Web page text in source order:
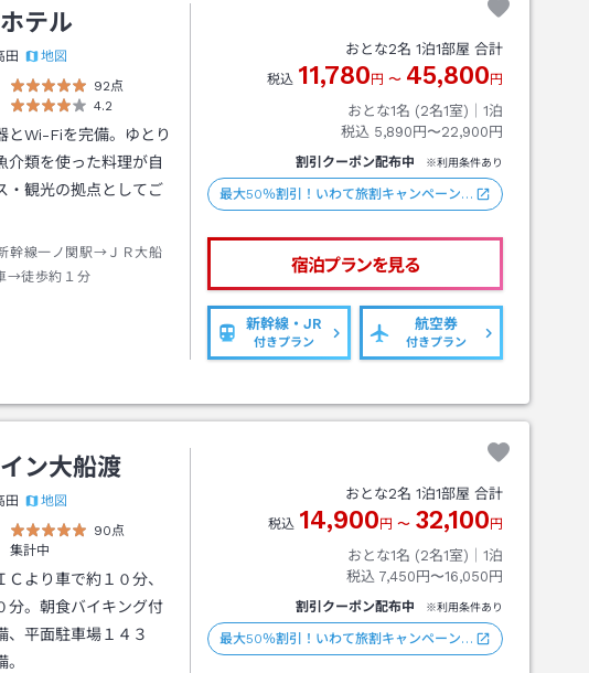
テル
田
地図
92点
4.2
とWi-Fiを完備。ゆとり
介類を使った料理が自
・観光の拠点としてご
幹線一ノ関駅→ＪＲ大船
→徒歩約１分
おとな2名 1泊1部屋 合計
税込 11,780 円 〜 45,800 円
おとな1名 (2名1室)｜ 1泊
税込 5,890円〜22,900円
割引クーポン配布中 ※利用条件あり
最大50％割引！いわて旅割キャンペーン…
宿泊プランを見る
新幹線・JR
付きプラン
航空券
付きプラン
ン大船渡
田
地図
90点
集計中
より車で約１０分、
分。朝食バイキング付
、平面駐車場１４３
おとな2名 1泊1部屋 合計
税込 14,900 円 〜 32,100 円
おとな1名 (2名1室)｜ 1泊
税込 7,450円〜16,050円
割引クーポン配布中 ※利用条件あり
最大50％割引！いわて旅割キャンペーン…